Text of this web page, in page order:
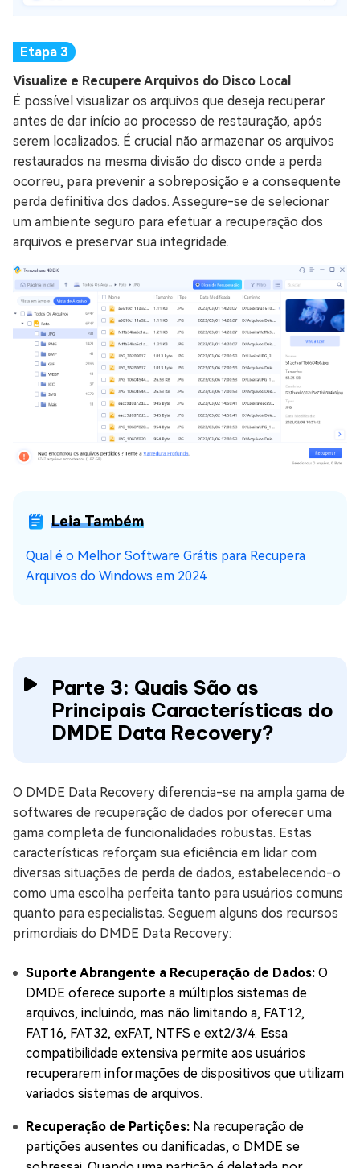
Visualize e Recupere Arquivos do Disco Local
É possível visualizar os arquivos que deseja recuperar
antes de dar início ao processo de restauração, após
serem localizados. É crucial não armazenar os arquivos
restaurados na mesma divisão do disco onde a perda
ocorreu, para prevenir a sobreposição e a consequente
perda definitiva dos dados. Assegure-se de selecionar
um ambiente seguro para efetuar a recuperação dos
arquivos e preservar sua integridade.
Leia Também
Qual é o Melhor Software Grátis para Recupera
Arquivos do Windows em 2024
Parte 3: Quais São as
Principais Características do
DMDE Data Recovery?
O DMDE Data Recovery diferencia-se na ampla gama de
softwares de recuperação de dados por oferecer uma
gama completa de funcionalidades robustas. Estas
características reforçam sua eficiência em lidar com
diversas situações de perda de dados, estabelecendo-o
como uma escolha perfeita tanto para usuários comuns
quanto para especialistas. Seguem alguns dos recursos
primordiais do DMDE Data Recovery:
Suporte Abrangente a Recuperação de Dados: O
DMDE oferece suporte a múltiplos sistemas de
arquivos, incluindo, mas não limitando a, FAT12,
FAT16, FAT32, exFAT, NTFS e ext2/3/4. Essa
compatibilidade extensiva permite aos usuários
recuperarem informações de dispositivos que utilizam
variados sistemas de arquivos.
Recuperação de Partições: Na recuperação de
partições ausentes ou danificadas, o DMDE se